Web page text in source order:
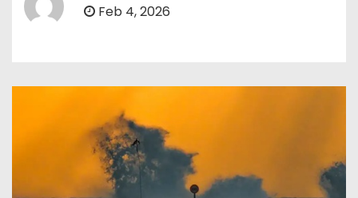
Feb 4, 2026